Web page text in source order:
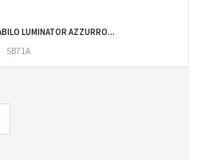
LUMINATOR AZZURRO...
SB71A